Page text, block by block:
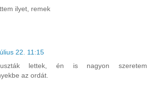
ilyet, remek
22. 11:15
lettek, én is nagyon szeretem
az ordát.